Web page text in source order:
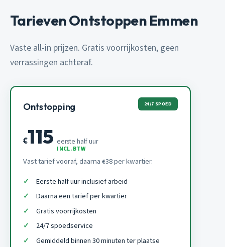
Tarieven Ontstoppen Emmen
Vaste all-in prijzen. Gratis voorrijkosten, geen
verrassingen achteraf.
Ontstopping 24/7 SPOED
€115 eerste half uur
INCL. BTW
Vast tarief vooraf, daarna €38 per kwartier.
Eerste half uur inclusief arbeid
Daarna een tarief per kwartier
Gratis voorrijkosten
24/7 spoedservice
Gemiddeld binnen 30 minuten ter plaatse